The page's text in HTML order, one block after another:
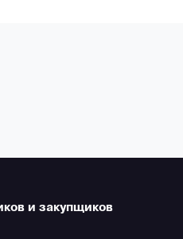
и закупщиков